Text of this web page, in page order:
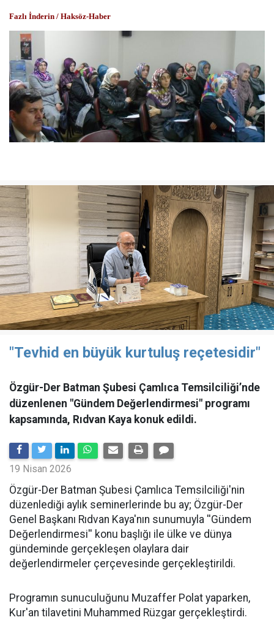
Fazlı İnderin / Haksöz-Haber
"Tevhid en büyük kurtuluş reçetesidir"
Özgür-Der Batman Şubesi Çamlıca Temsilciliği’nde
düzenlenen "Gündem Değerlendirmesi" programı
kapsamında, Rıdvan Kaya konuk edildi.
19 Nisan 2026
​Özgür-Der Batman Şubesi Çamlıca Temsilciliği'nin
düzenlediği aylık seminerlerinde bu ay; Özgür-Der
Genel Başkanı Rıdvan Kaya'nın sunumuyla ''Gündem
Değerlendirmesi'' konu başlığı ile ülke ve dünya
gündeminde gerçekleşen olaylara dair
değerlendirmeler çerçevesinde gerçekleştirildi.
Programın sunuculuğunu Muzaffer Polat yaparken,
Kur'an tilavetini Muhammed Rüzgar gerçekleştirdi.